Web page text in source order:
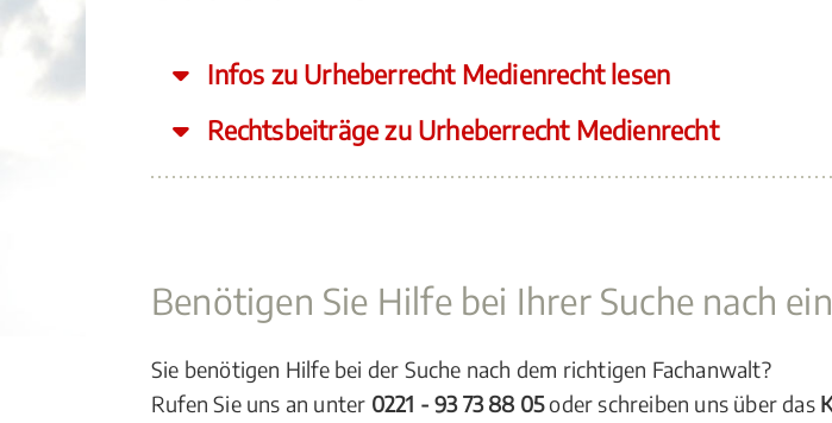
Infos zu Urheberrecht Medienrecht lesen
Rechtsbeiträge zu Urheberrecht Medienrecht
Benötigen Sie Hilfe bei Ihrer Suche nach
Sie benötigen Hilfe bei der Suche nach dem richtigen Fachanwalt?
Rufen Sie uns an unter 0221 - 93 73 88 05oder schreiben uns über das